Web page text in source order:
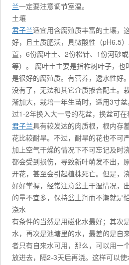
兰一定要注意调节室温。
土壤
君子兰适宜用含腐殖质丰富的土壤，
好，且土质肥沃，具微酸性（pH6.5
置，6份腐叶土、2份松针、1份河砂
等）。 腐叶土主要是指柞树叶子，也
是很好的腐殖质。有营养，透水性好
没有了，无法和其它介质掺合配土。
渐加大，栽培一年生苗时，适用3寸
过1-2年换入大一号的花盆，换盆可在
君子兰具有较发达的肉质根，根内存
花比较耐旱。不过，耐旱的花也不可
加上空气干燥的情况下不可忘记及时
都会受到损伤，导致新叶萌发不出，
开花，甚至会引起植株死亡。但是，
好好掌握，经常注意盆土干湿情况，
的量不宜多，保持盆土润而不潮就是
浇水
有条件的当然是用磁化水最好；其次
水，再次是池塘里的水，最差的是自
者只有自来水可用，那么，可以用一
放进去，隔2-3天后再浇。这样可以使